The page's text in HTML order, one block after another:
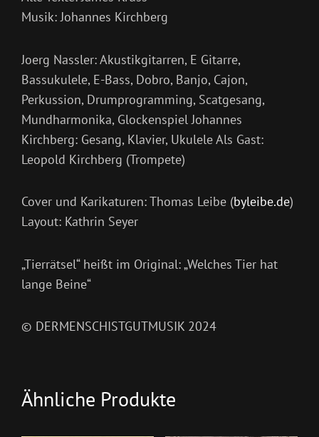
Musik: Johannes Kirchberg
Joerg Nassler: Akustikgitarren, E Gitarre,
Bassukulele, E-Bass, Dobro, Banjo, Cajon,
Perkussion, Drumprogramming, Scatgesang,
Mundharmonika, Glockenspiel Johannes
Kirchberg: Gesang, Klavier, Ukulele Als Gast:
Leopold Kirchberg (Trompete)
Cover und Karikaturen: Thomas Leibe (byleibe.de)
Layout: Kathrin Seyer
„Tierrätsel“ heißt im Original: „Welches Tier hat
lange Beine“
© DERMENSCHISTGUTMUSIK 2024
Ähnliche Produkte